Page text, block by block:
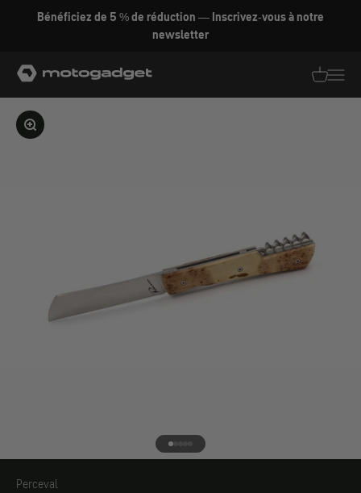
Aller au contenu
Bénéficiez de 5 % de réduction — Inscrivez-vous à notre
newsletter
motogadget GmbH
Agrandir l'image
Aller à l'élément 1
Aller à l'élément 2
Aller à l'élément 3
Aller à l'élément 4
Aller à l'élément 5
Perceval